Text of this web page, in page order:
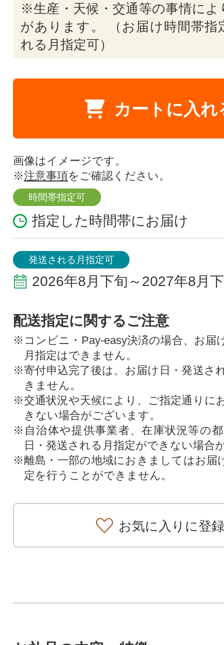
※生産・天候・交通等の事情によ
があります。 （お届け時間帯指
れる月指定可）
カートに入れ
画像はイメージです。
※注意事項をご確認ください。
時間帯指定可
指定した時間帯にお届け
発送される月指定可
2026年8月下旬～2027年8月
配送指定に関するご注意
※コンビニ・Pay-easy決済の場合、お届
月指定はできません。
※寄付申込完了後は、お届け日・発送さ
きません。
※交通状況や天候により、ご指定通りに
きない場合がございます。
※自治体や提供事業者、在庫状況等の
日・発送される月指定ができない場合
※離島・一部の地域におきましてはお届
定を行うことができません。
お気に入りに登録